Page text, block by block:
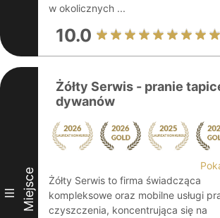
w okolicznych ...
10.0
III Miejsce
Żółty Serwis - pranie
dywanów
Żółty Serwis to firma świadcząca
kompleksowe oraz mobilne usługi
czyszczenia, koncentrująca się na